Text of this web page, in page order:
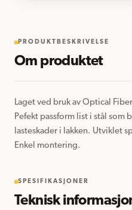
PRODUKTBESKRIVELSE
Om produktet
Laget ved bruk av Optical
Pefekt passform list i stål som
lasteskader i lakken. Utviklet
Enkel montering.
SPESIFIKASJONER
Teknisk